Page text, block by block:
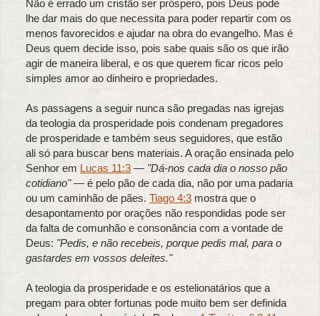
Não é errado um cristão ser próspero, pois Deus pode
lhe dar mais do que necessita para poder repartir com os
menos favorecidos e ajudar na obra do evangelho. Mas é
Deus quem decide isso, pois sabe quais são os que irão
agir de maneira liberal, e os que querem ficar ricos pelo
simples amor ao dinheiro e propriedades.
As passagens a seguir nunca são pregadas nas igrejas
da teologia da prosperidade pois condenam pregadores
de prosperidade e também seus seguidores, que estão
ali só para buscar bens materiais. A oração ensinada pelo
Senhor em Lucas 11:3 — "Dá-nos cada dia o nosso pão
cotidiano"— é pelo pão de cada dia, não por uma padaria
ou um caminhão de pães. Tiago 4:3 mostra que o
desapontamento por orações não respondidas pode ser
da falta de comunhão e consonância com a vontade de
Deus: "Pedis, e não recebeis, porque pedis mal, para o
gastardes em vossos deleites."
A teologia da prosperidade e os estelionatários que a
pregam para obter fortunas pode muito bem ser definida